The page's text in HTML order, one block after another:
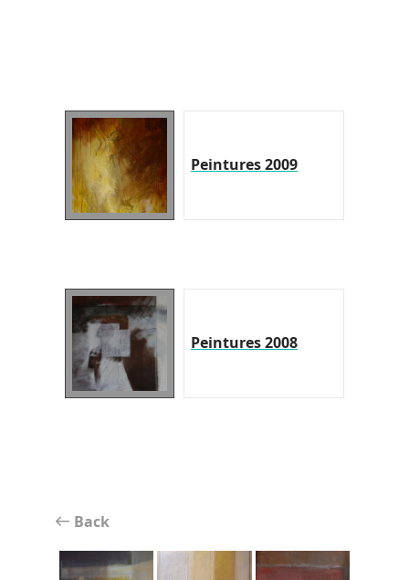
Peintures 2009
Peintures 2008
Back